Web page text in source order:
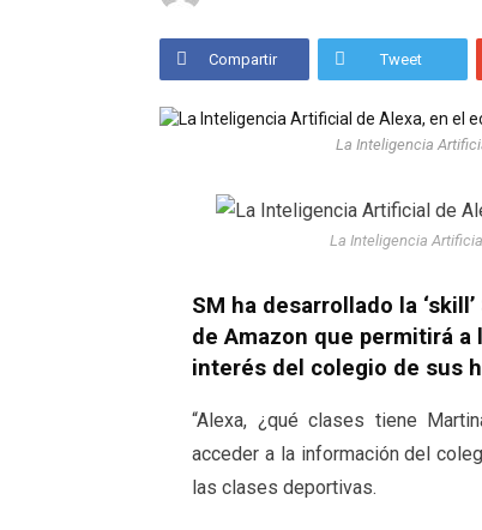
Compartir Tweet
La Inteligencia
La Inteligencia
SM ha desarrollado la
de Amazon que permitirá
interés del colegio de sus
“Alexa, ¿qué clases tiene
acceder a la información del
las clases deportivas.